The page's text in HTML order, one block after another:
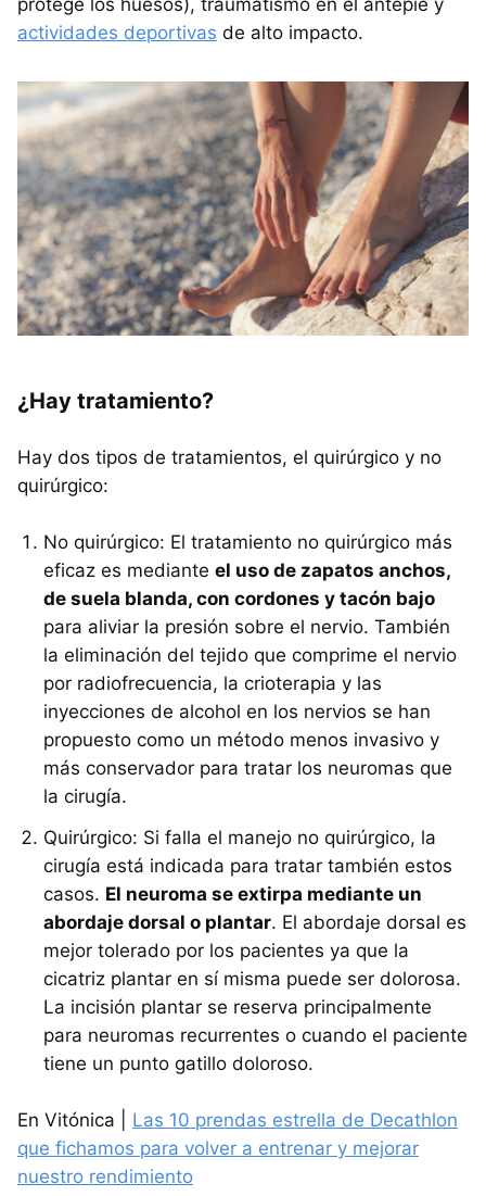
protege los huesos), traumatismo en el antepié y
actividades deportivas de alto impacto.
¿Hay tratamiento?
Hay dos tipos de tratamientos, el quirúrgico y no
quirúrgico:
No quirúrgico: El tratamiento no quirúrgico más
eficaz es mediante el uso de zapatos anchos,
de suela blanda, con cordones y tacón bajo
para aliviar la presión sobre el nervio. También
la eliminación del tejido que comprime el nervio
por radiofrecuencia, la crioterapia y las
inyecciones de alcohol en los nervios se han
propuesto como un método menos invasivo y
más conservador para tratar los neuromas que
la cirugía.
Quirúrgico: Si falla el manejo no quirúrgico, la
cirugía está indicada para tratar también estos
casos. El neuroma se extirpa mediante un
abordaje dorsal o plantar. El abordaje dorsal es
mejor tolerado por los pacientes ya que la
cicatriz plantar en sí misma puede ser dolorosa.
La incisión plantar se reserva principalmente
para neuromas recurrentes o cuando el paciente
tiene un punto gatillo doloroso.
En Vitónica | Las 10 prendas estrella de Decathlon
que fichamos para volver a entrenar y mejorar
nuestro rendimiento